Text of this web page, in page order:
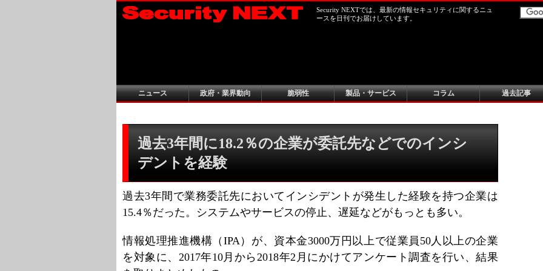
Security NEXTでは、最新の情報セキュリティに関するニュ
ースを日刊でお届けしています。
ニュース 政府・業界動向 脆弱性 製品・サービス コラム 過去記事
過去3年間に18.2％の企業が委託先などでのインシ
デントを経験
過去3年間で業務委託先においてインシデントが発生した経験を持つ企業は
15.4％だった。システムやサービスの停止、遅延などがもっとも多い。
情報処理推進機構（IPA）が、資本金3000万円以上で従業員50人以上の企業
を対象に、2017年10月から2018年2月にかけてアンケート調査を行い、結果